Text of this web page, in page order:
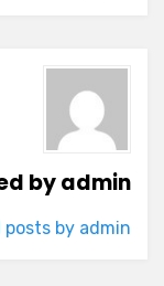
byadmin
posts by admin